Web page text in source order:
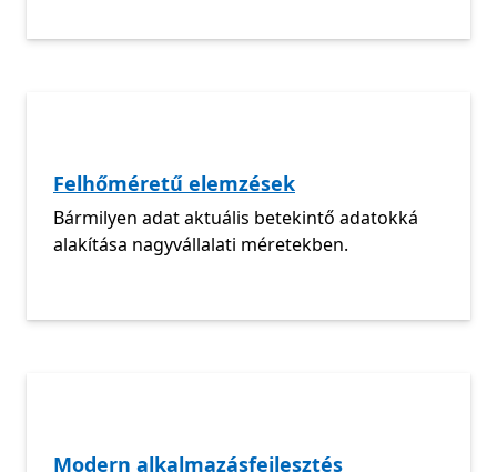
Felhőméretű elemzések
Bármilyen adat aktuális betekintő adatokká
alakítása nagyvállalati méretekben.
Modern alkalmazásfejlesztés